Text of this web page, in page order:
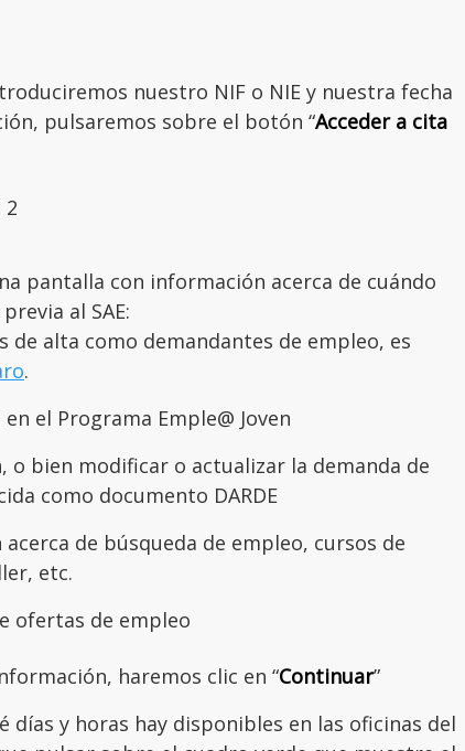
nuestro NIF o NIE y nuestra fecha
pulsaremos sobre el botón “Acceder a cita
pantalla con información acerca de cuándo
al SAE:
de alta como demandantes de empleo, es
.
el Programa Emple@ Joven
o bien modificar o actualizar la demanda de
como documento DARDE
de búsqueda de empleo, cursos de
etc.
ofertas de empleo
haremos clic en “Continuar”
días y horas hay disponibles en las oficinas del